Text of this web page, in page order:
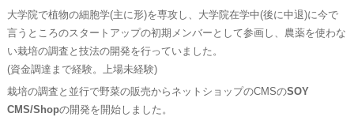
大学院で植物の細胞学(主に形)を専攻し、大学院在学中(後に中退)に今で
言うところのスタートアップの初期メンバーとして参画し、農薬を使わな
い栽培の調査と技法の開発を行っていました。
(資金調達まで経験。上場未経験)
栽培の調査と並行で野菜の販売からネットショップのCMSのSOY
CMS/Shopの開発を開始しました。